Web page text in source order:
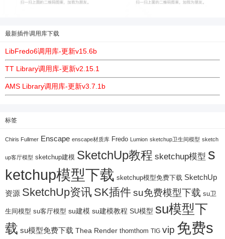
最新插件调用库下载
LibFredo6调用库-更新v15.6b
TT Library调用库-更新v2.15.1
AMS Library调用库-更新v3.7.1b
标签
Chiris Fullmer Enscape enscape材质库 Fredo Lumion sketchup卫生间模型 sketch
up客厅模型 sketchup建模 SketchUp教程 sketchup模型 s
ketchup模型下载 sketchup模型免费下载 SketchUp
资源 SketchUp资讯 SK插件su免费模型下载 su卫
生间模型 su客厅模型 su建模 su建模教程 SU模型 su模型下
载 su模型免费下载 Thea Render thomthom TIG vip 免费s